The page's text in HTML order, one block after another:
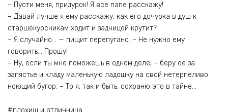
– Пусти меня, придурок! Я всё папе расскажу!
– Давай лучше я ему расскажу, как его дочурка в душ к
старшекурсникам ходит и задницей крутит?
– Я случайно… — пищит перепугано. – Не нужно ему
говорить… Прошу!
– Ну, если ты мне поможешь в одном деле, – беру её за
запястье и кладу маленькую ладошку на свой нетерпеливо
ноющий бугор. – То я, так и быть, сохраню это в тайне…
#плохиш и отличница